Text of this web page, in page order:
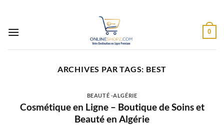
contenu
0
ARCHIVES PAR TAGS: BEST
BEAUTÉ -ALGÉRIE
Cosmétique en Ligne – Boutique de Soins et
Beauté en Algérie